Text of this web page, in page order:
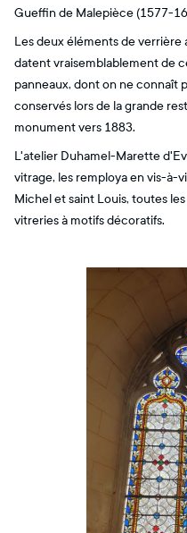
Gueffin de Malepièce (1577-
Les deux éléments de
datent vraisemblablement de
panneaux, dont on ne connaît
conservés lors de la grande
monument vers 1883.
L'atelier Duhamel-Marette
vitrage, les remploya en vis-à-
Michel et saint Louis, toutes
vitreries à motifs décoratifs.